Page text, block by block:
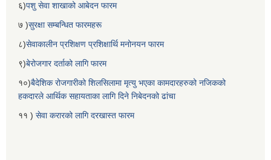
६)पशु सेवा शाखाको आबेदन फारम
७ )सुरक्षा सम्बन्धित फारमहरू
८)सेवाकालीन प्रशिक्षण प्रशिक्षार्थि मनोनयन फारम
९)बेरोजगार दर्ताको लागि फारम
१०)बैदेशिक रोजगारीको शिलसिलामा मृत्यु भएका कामदारहरुको नजिकको
हकदारले आर्थिक सहायताका लागि दिने निबेदनको ढांचा
११ ) सेवा करारको लागि दरखास्त फारम